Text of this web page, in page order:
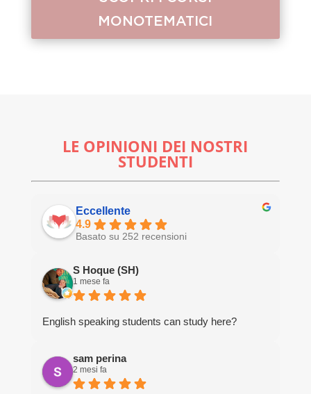
MONOTEMATICI
LE OPINIONI DEI NOSTRI
STUDENTI
Eccellente
4.9
Basato su 252 recensioni
S Hoque (SH)
1 mese fa
English speaking students can study here?
sam perina
2 mesi fa